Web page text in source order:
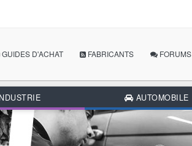
GUIDES D'ACHAT FABRICANTS FORUMS
AUTOMOBILE